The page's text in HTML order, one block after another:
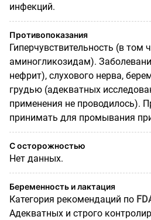
инфекций.
Противопоказания
Гиперчувствительность (в том
аминогликозидам).
нефрит), слухового нерва,
грудью (адекватных
применения не проводилось).
принимать для промывания
С осторожностью
Нет данных.
Беременность и лактация
Категория рекомендаций по
Адекватных и строго